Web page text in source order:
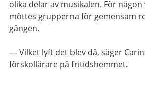
olika delar av musikalen. För någon
möttes grupperna för gemensam
gången.
— Vilket lyft det blev då, säger
förskollärare på fritidshemmet.